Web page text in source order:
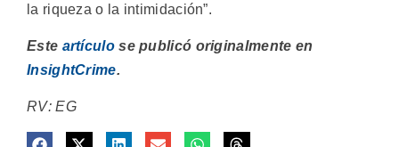
la riqueza o la intimidación”.
Este artículose publicó originalmente en
InsightCrime.
RV: EG